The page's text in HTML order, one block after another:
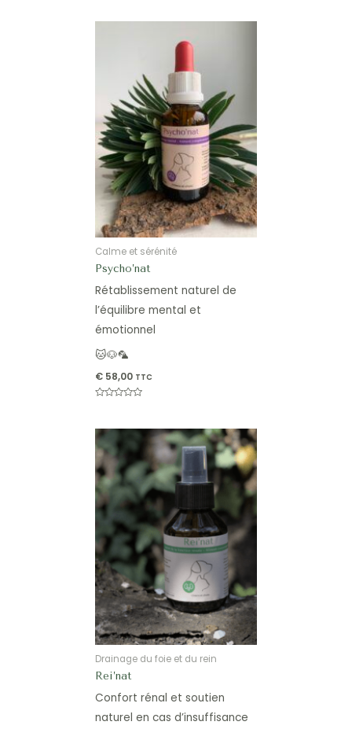
5
Calme et sérénité
Psycho’nat
Rétablissement naturel de
l’équilibre mental et
émotionnel
🐱🐶🦜
€ 58,00 TTC
5
Drainage du foie et du rein
Rei’nat
Confort rénal et soutien
naturel en cas d’insuffisance